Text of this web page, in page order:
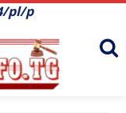
pl/p